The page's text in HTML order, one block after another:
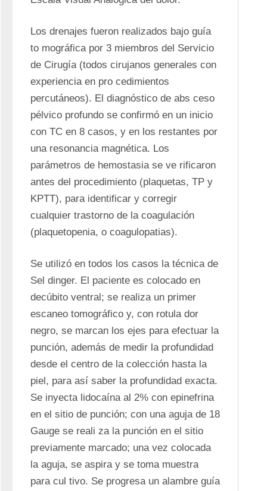
Los drenajes fueron realizados bajo guía
to mográfica por 3 miembros del Servicio
de Cirugía (todos cirujanos generales con
experiencia en pro cedimientos
percutáneos). El diagnóstico de abs ceso
pélvico profundo se confirmó en un inicio
con TC en 8 casos, y en los restantes por
una resonancia magnética. Los
parámetros de hemostasia se ve rificaron
antes del procedimiento (plaquetas, TP y
KPTT), para identificar y corregir
cualquier trastorno de la coagulación
(plaquetopenia, o coagulopatias).
Se utilizó en todos los casos la técnica de
Sel dinger. El paciente es colocado en
decúbito ventral; se realiza un primer
escaneo tomográfico y, con rotula dor
negro, se marcan los ejes para efectuar la
punción, además de medir la profundidad
desde el centro de la colección hasta la
piel, para así saber la profundidad exacta.
Se inyecta lidocaína al 2% con epinefrina
en el sitio de punción; con una aguja de 18
Gauge se reali za la punción en el sitio
previamente marcado; una vez colocada
la aguja, se aspira y se toma muestra
para cul tivo. Se progresa un alambre guía